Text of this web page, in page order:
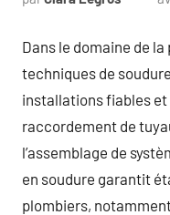
Dans le domaine de
techniques de
installations fiables et
raccordement de
l’assemblage de
en soudure garantit
plombiers,